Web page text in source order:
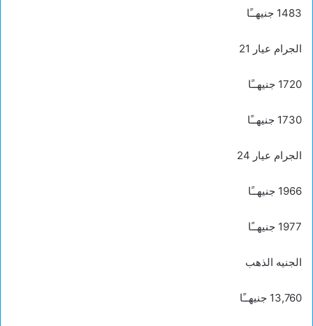
1483 جنيهــًا
الجرام عيار 21
1720 جنيهــًا
1730 جنيهــًا
الجرام عيار 24
1966 جنيهــًا
1977 جنيهــًا
الجنيه الذهب
13,760 جنيهــًا